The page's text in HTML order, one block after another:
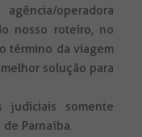
operadora
nosso roteiro, no
término da viagem
solução para
judiciais somente
Parnaíba.